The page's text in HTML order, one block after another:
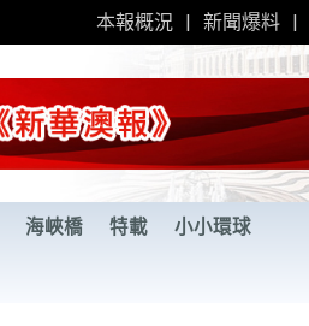
本報概況 新聞爆料
海峽橋 特載 小小環球